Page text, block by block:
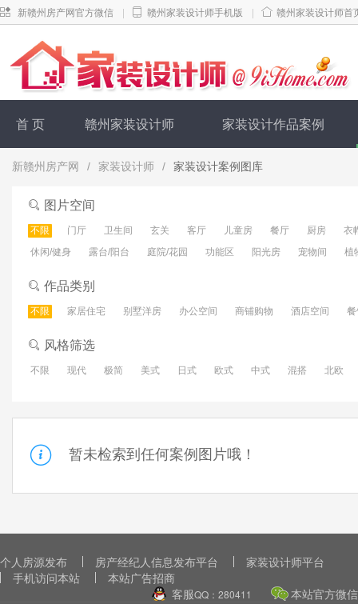
新赣州房产网官方微信 | 赣州家装设计师手机版 | 赣州家装设计师首
首 页 赣州家装设计师 家装设计作品案例
新赣州房产网 / 家装设计师 / 家装设计案例图库
图片空间
不限 门厅 卫生间 玄关 客厅 儿童房 餐厅 厨房
衣
休闲/健身
露台/阳台 庭院/花园 功能区 阳光房 宠物间 植
作品类别
不限 家居住宅 别墅洋房 办公空间 商铺购物 酒店空间
风格筛选
不限 现代 极简 美式 日式 欧式 中式 混搭 北欧
暂未检索到任何案例图片哦！
个人房源发布 房产经纪人信息发布平台
家装设计师平台
手机访问本站
本站广告招商
客服QQ：280411 本站官方微信